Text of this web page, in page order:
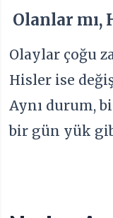
Olanlar
Olaylar çoğu
Hisler ise
Aynı durum,
bir gün yük